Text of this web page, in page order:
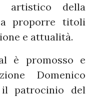
artistico della
a proporre titoli
e attualità.
è promosso e
Domenico
patrocinio del